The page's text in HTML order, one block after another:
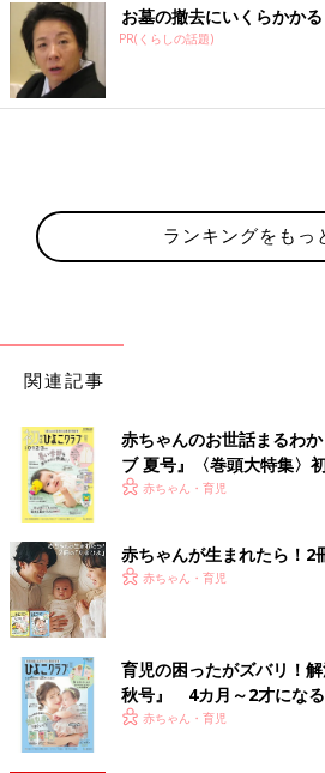
お墓の撤去にいくらかか
PR(くらしの話題)
ランキングをもっ
関連記事
赤ちゃんのお世話まるわ
ブ 夏号』〈巻頭大特集〉
く！ おっぱい・ミルクの
赤ちゃん・育児
赤ちゃんが生まれたら！2
赤ちゃん・育児
育児の困ったがズバリ！
秋号』 4カ月～2才にな
いっぱい！
赤ちゃん・育児